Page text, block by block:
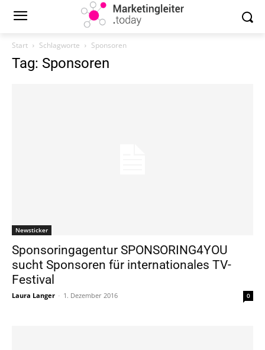
Start Schlagworte Sponsoren
Tag: Sponsoren
Newsticker
Sponsoringagentur SPONSORING4YOU
sucht Sponsoren für internationales TV-
Festival
Laura Langer - 1. Dezember 2016 0